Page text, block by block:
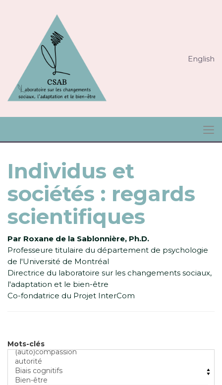
English
Individus et
sociétés : regards
scientifiques
Par Roxane de la Sablonnière, Ph.D.
Professeure titulaire du département de psychologie
de l'Université de Montréal
Directrice du laboratoire sur les changements sociaux,
l'adaptation et le bien-être
Co-fondatrice du Projet InterCom
Mots-clés